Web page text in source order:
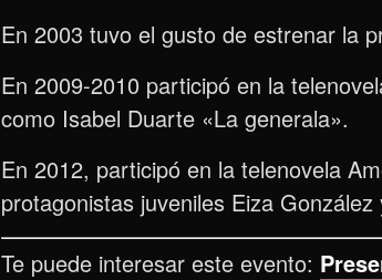
En 2003 tuvo el gusto de estrenar la
En 2009-2010 participó en la
como Isabel Duarte «La generala».
En 2012, participó en la telenovela
protagonistas juveniles Eiza
Te puede interesar este evento: